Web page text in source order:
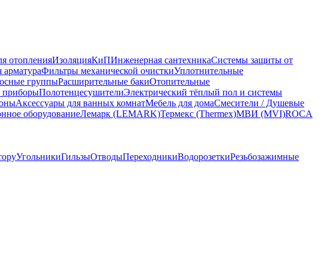
отопленияИзоляцияКиПИнженерная сантехникаСистемы защиты от
арматураФильтры механической очисткиУплотнительные
группыРасширительные бакиОтопительные
приборыПолотенцесушителиЭлектрический тёплый пол и системы
Аксессуары для ванных комнатМебель для домаСмесители / Душевые
оборудованиеЛемарк (LEMARK)Термекс (Thermex)МВИ (MVI)ROCA
УгольникиГильзыОтводыПереходникиВодорозеткиРезьбозажимные